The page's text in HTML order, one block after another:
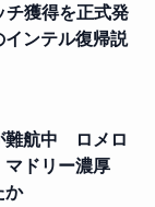
チ獲得を正式発
ンテル復帰説
難航中 ロメロ
マドリー濃厚
か